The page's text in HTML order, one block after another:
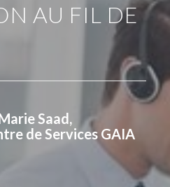
AU FIL DE
Saad,
de Services GAIA